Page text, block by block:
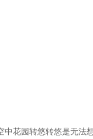
中花园转悠转悠是无法